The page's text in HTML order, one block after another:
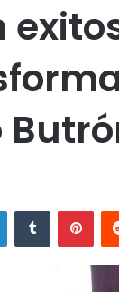
LinkedInTumblr